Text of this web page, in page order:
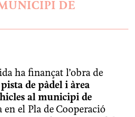
DE
ha finançat l’obra de
de pàdel i àrea
al municipi de
en el Pla de Cooperació